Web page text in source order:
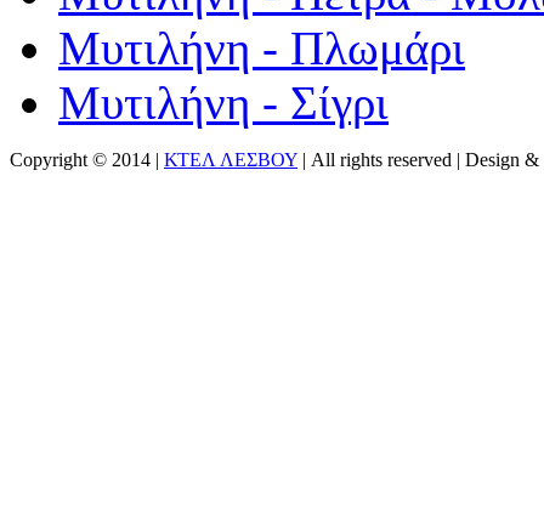
Μυτιλήνη - Πλωμάρι
Μυτιλήνη - Σίγρι
Copyright © 2014 | ΚΤΕΛ ΛΕΣΒΟΥ | All rights reserved | Design &